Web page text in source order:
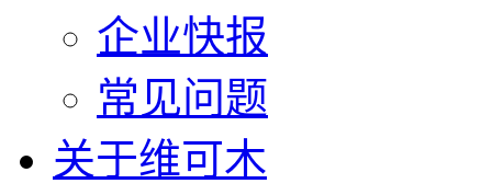
企业快报
常见问题
关于维可木